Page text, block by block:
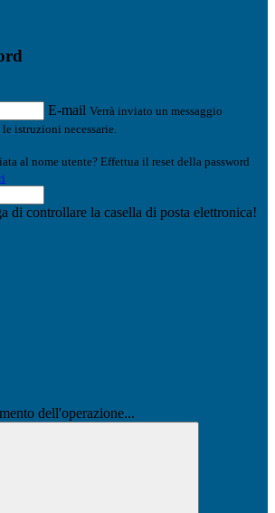
E-mail Verrà inviato un messaggio
istruzioni necessarie.
al nome utente? Effettua il reset della password
di controllare la casella di posta elettronica!
dell'operazione...